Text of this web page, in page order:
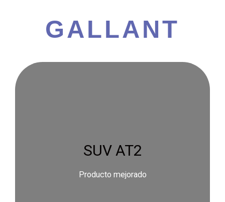
GALLANT
SUV AT2
Producto mejorado